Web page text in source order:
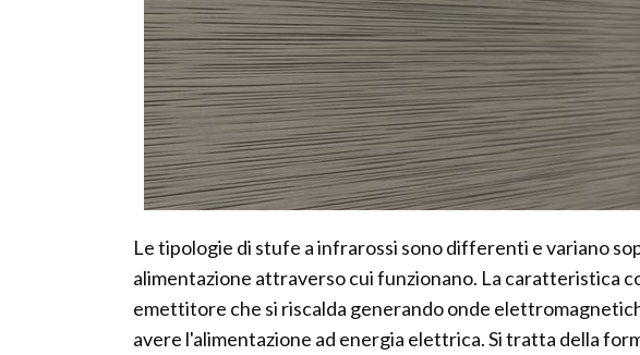
Le tipologie di stufe a infrarossi sono differenti e variano
alimentazione attraverso cui funzionano. La caratteristica
emettitore che si riscalda generando onde
avere l'alimentazione ad energia elettrica. Si tratta della